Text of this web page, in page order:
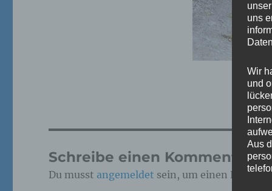
Schreibe einen Kommentar
Du musst angemeldet sein, um einen
uns
Wir
und
Aus